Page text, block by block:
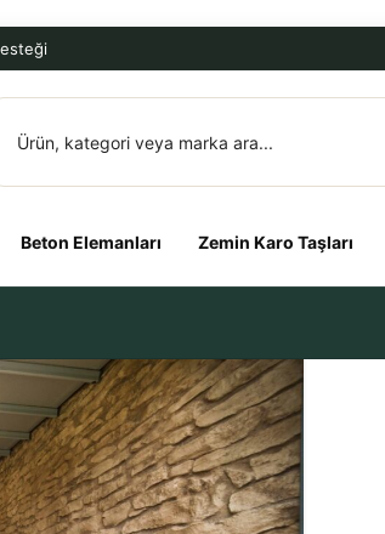
Beton Elemanları Zemin Karo Taşları